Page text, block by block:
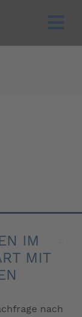
IM
MIT R
nach